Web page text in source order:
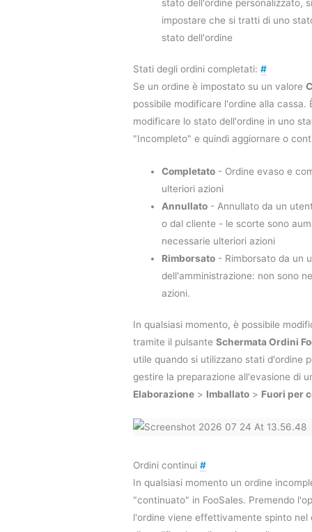
stato dell'ordine personalizzato,
impostare che si tratti di uno
stato dell'ordine
Stati degli ordini completati: #
Se un ordine è impostato su un valore
possibile modificare l'ordine alla cassa.
modificare lo stato dell'ordine in uno
"Incompleto" e quindi aggiornare o
Completato - Ordine evaso e
ulteriori azioni
Annullato - Annullato da un
o dal cliente - le scorte sono
necessarie ulteriori azioni
Rimborsato - Rimborsato da un
dell'amministrazione: non sono
azioni.
In qualsiasi momento, è possibile
tramite il pulsante Schermata Ordini
utile quando si utilizzano stati d'ordine
gestire la preparazione all'evasione di
Elaborazione > Imballato > Fuori per
Ordini continui #
In qualsiasi momento un ordine
"continuato" in FooSales. Premendo
l'ordine viene effettivamente spinto nel